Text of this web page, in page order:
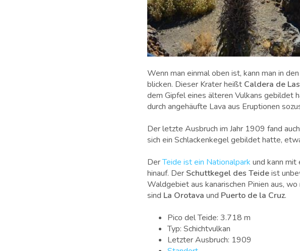
Wenn man einmal oben ist, kann man in
blicken. Dieser Krater heißt Caldera de
dem Gipfel eines älteren Vulkans gebildet
durch angehäufte Lava aus Eruptionen
Der letzte Ausbruch im Jahr 1909 fand
sich ein Schlackenkegel gebildet hatte,
DerTeide ist ein Nationalpark und kann mit
hinauf. Der Schuttkegel des Teideist
Waldgebiet aus kanarischen Pinien aus,
sind La Orotava und Puerto de la Cruz.
Pico del Teide: 3.718 m
Typ: Schichtvulkan
Letzter Ausbruch: 1909